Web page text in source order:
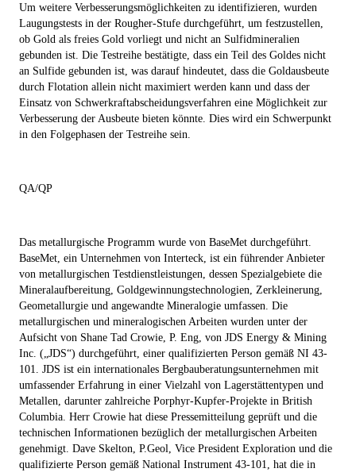
Um weitere Verbesserungsmöglichkeiten zu identifizieren, wurden
Laugungstests in der Rougher-Stufe durchgeführt, um festzustellen,
ob Gold als freies Gold vorliegt und nicht an Sulfidmineralien
gebunden ist. Die Testreihe bestätigte, dass ein Teil des Goldes nicht
an Sulfide gebunden ist, was darauf hindeutet, dass die Goldausbeute
durch Flotation allein nicht maximiert werden kann und dass der
Einsatz von Schwerkraftabscheidungsverfahren eine Möglichkeit zur
Verbesserung der Ausbeute bieten könnte. Dies wird ein Schwerpunkt
in den Folgephasen der Testreihe sein.
QA/QP
Das metallurgische Programm wurde von BaseMet durchgeführt.
BaseMet, ein Unternehmen von Interteck, ist ein führender Anbieter
von metallurgischen Testdienstleistungen, dessen Spezialgebiete die
Mineralaufbereitung, Goldgewinnungstechnologien, Zerkleinerung,
Geometallurgie und angewandte Mineralogie umfassen. Die
metallurgischen und mineralogischen Arbeiten wurden unter der
Aufsicht von Shane Tad Crowie, P. Eng, von JDS Energy & Mining
Inc. („JDS“) durchgeführt, einer qualifizierten Person gemäß NI 43-
101. JDS ist ein internationales Bergbauberatungsunternehmen mit
umfassender Erfahrung in einer Vielzahl von Lagerstättentypen und
Metallen, darunter zahlreiche Porphyr-Kupfer-Projekte in British
Columbia. Herr Crowie hat diese Pressemitteilung geprüft und die
technischen Informationen bezüglich der metallurgischen Arbeiten
genehmigt. Dave Skelton, P.Geol, Vice President Exploration und die
qualifizierte Person gemäß National Instrument 43-101, hat die in